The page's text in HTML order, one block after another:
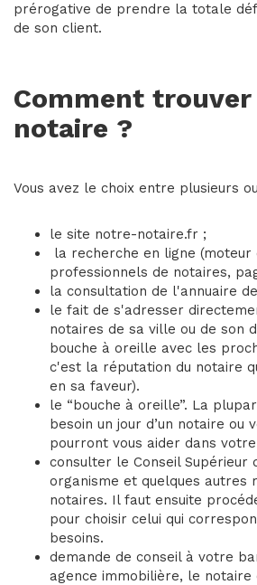
prérogative de prendre la totale
de son client.
Comment trouver
notaire ?
Vous avez le choix entre plusieurs
le site notre-notaire.fr ;
la recherche en ligne (moteur
professionnels de notaires,
la consultation de l'annuaire
le fait de s'adresser
notaires de sa ville ou de son
bouche à oreille avec les
c'est la réputation du notaire
en sa faveur).
le “bouche à oreille”. La
besoin un jour d’un notaire ou
pourront vous aider dans votre
consulter le Conseil Supérieur
organisme et quelques autres
notaires. Il faut ensuite
pour choisir celui qui
besoins.
demande de conseil à votre
agence immobilière, le notaire